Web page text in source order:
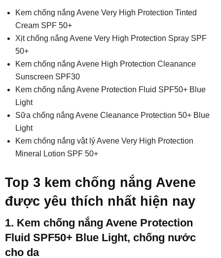
Kem chống nắng Avene Very High Protection Tinted
Cream SPF 50+
Xịt chống nắng Avene Very High Protection Spray SPF
50+
Kem chống nắng Avene High Protection Cleanance
Sunscreen SPF30
Kem chống nắng Avene Protection Fluid SPF50+ Blue
Light
Sữa chống nắng Avene Cleanance Protection 50+ Blue
Light
Kem chống nắng vật lý Avene Very High Protection
Mineral Lotion SPF 50+
Top 3 kem chống nắng Avene
được yêu thích nhất hiện nay
1. Kem chống nắng Avene Protection
Fluid SPF50+ Blue Light, chống nước
cho da